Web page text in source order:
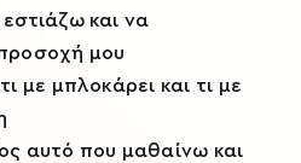
και να
μου
με μπλοκάρει και τι με
αυτό που μαθαίνω και